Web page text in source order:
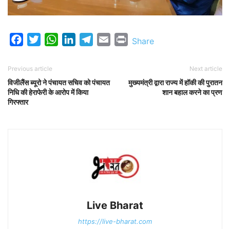
FacebookTwitterWhatsAppLinkedInTelegram
Email Print
Share
Previous article
विजीलैंस ब्यूरो ने पंचायत सचिव को पंचायत
निधि की हेराफेरी के आरोप में किया
गिरफ्तार
Next article
मुख्यमंत्री द्वारा राज्य में हॉकी की पुरातन
शान बहाल करने का प्रण
Live Bharat
https://live-bharat.com